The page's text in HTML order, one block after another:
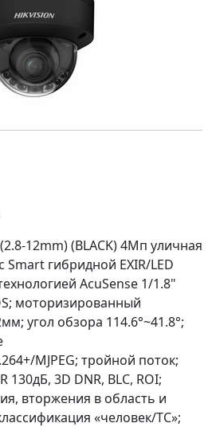
12mm) (BLACK) 4Мп уличная
Smart гибридной EXIR/LED
AcuSense 1/1.8"
моторизированный
угол обзора 114.6°~41.8°;
MJPEG; тройной поток;
130дБ, 3D DNR, BLC, ROI;
вторжения в область и
«человек/ТС»;